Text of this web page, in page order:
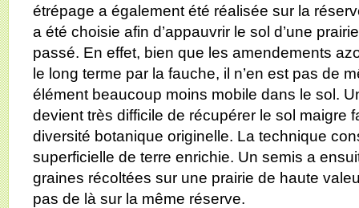
étrépage a également été réalisée sur la
a été choisie afin d’appauvrir le sol d’une
passé. En effet, bien que les amendements
le long terme par la fauche, il n’en est pas de
élément beaucoup moins mobile dans le sol.
devient très difficile de récupérer le sol maigre
diversité botanique originelle. La technique
superficielle de terre enrichie. Un semis a
graines récoltées sur une prairie de haute
pas de là sur la même réserve.